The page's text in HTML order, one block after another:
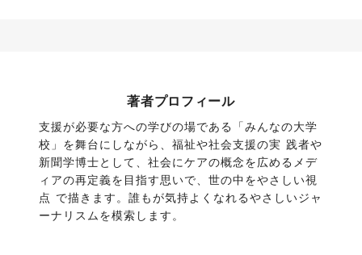
著者プロフィール
支援が必要な方への学びの場である「みんなの大学
校」を舞台にしながら、福祉や社会支援の実 践者や
新聞学博士として、社会にケアの概念を広めるメデ
ィアの再定義を目指す思いで、世の中をやさしい視
点 で描きます。誰もが気持よくなれるやさしいジャ
ーナリスムを模索します。